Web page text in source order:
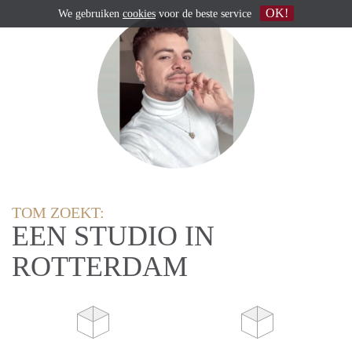
TOM ZOEKT:
EEN STUDIO IN
ROTTERDAM
We gebruiken cookies voor de beste service OK!